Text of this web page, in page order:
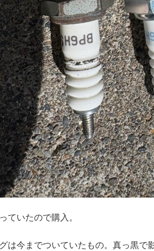
ていたので購入。
は今までついていたもの。真っ黒で